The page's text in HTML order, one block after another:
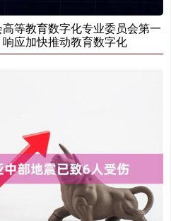
等教育数字化专业委员会第一
应加快推动教育数字化